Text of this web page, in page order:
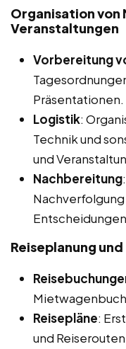
Organisation von
Veranstaltungen
Vorbereitung
Präsentationen.
Logistik:
Technik und
und
Nachbereitung
Reiseplanung
Reisepläne:
und